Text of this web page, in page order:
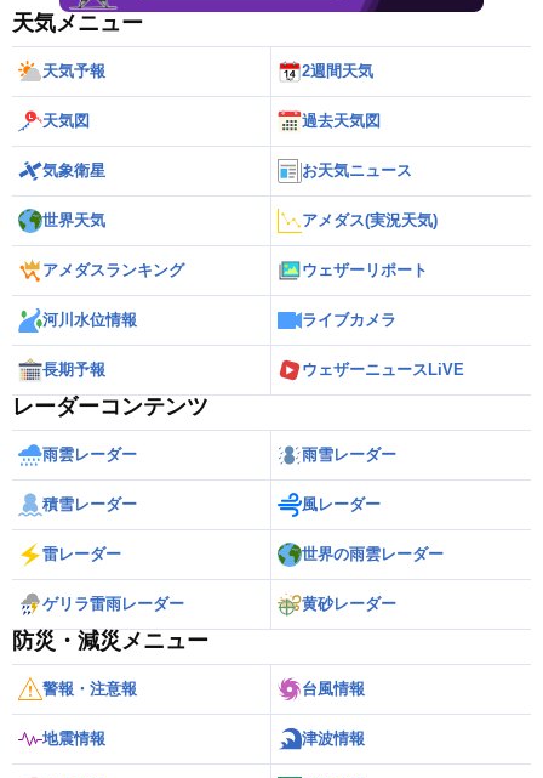
天気メニュー
天気予報 2週間天気
天気図 過去天気図
気象衛星 お天気ニュース
世界天気 アメダス(実況天気)
アメダスランキング ウェザーリポート
河川水位情報 ライブカメラ
長期予報 ウェザーニュースLiVE
レーダーコンテンツ
雨雲レーダー 雨雪レーダー
積雪レーダー 風レーダー
雷レーダー 世界の雨雲レーダー
ゲリラ雷雨レーダー 黄砂レーダー
防災・減災メニュー
警報・注意報 台風情報
地震情報 津波情報